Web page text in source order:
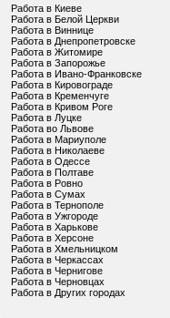
Работа в Киеве
Работа в Белой Церкви
Работа в Виннице
Работа в Днепропетровске
Работа в Житомире
Работа в Запорожье
Работа в Ивано-Франковске
Работа в Кировограде
Работа в Кременчуге
Работа в Кривом Роге
Работа в Луцке
Работа во Львове
Работа в Мариуполе
Работа в Николаеве
Работа в Одессе
Работа в Полтаве
Работа в Ровно
Работа в Сумах
Работа в Тернополе
Работа в Ужгороде
Работа в Харькове
Работа в Херсоне
Работа в Хмельницком
Работа в Черкассах
Работа в Чернигове
Работа в Черновцах
Работа в Других городах